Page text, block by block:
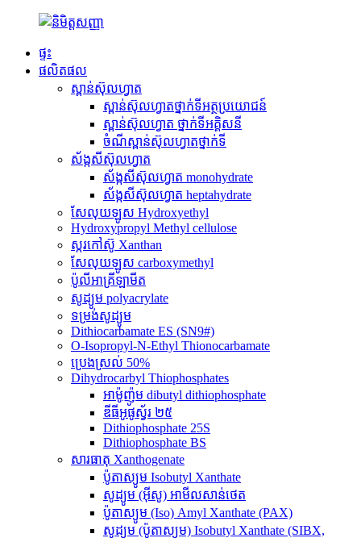
ផ្ទះ
ផលិតផល
ស្ពាន់ស៊ុលហ្វាត
ស្ពាន់ស៊ុលហ្វាតថ្នាក់ទីអត្ថប្រយោជន៍
ស្ពាន់ស៊ុលហ្វាត ថ្នាក់ទីអគ្គិសនី
ចំណីស្ពាន់ស៊ុលហ្វាតថ្នាក់ទី
ស័ង្កសីស៊ុលហ្វាត
ស័ង្កសីស៊ុលហ្វាត monohydrate
ស័ង្កសីស៊ុលហ្វាត heptahydrate
សែលុយឡូស Hydroxyethyl
Hydroxypropyl Methyl cellulose
ស្ករកៅស៊ូ Xanthan
សែលុយឡូស carboxymethyl
ប៉ូលីអាគ្រីឡាមីត
សូដ្យូម polyacrylate
ទម្រង់សូដ្យូម
Dithiocarbamate ES (SN9#)
O-Isopropyl-N-Ethyl Thionocarbamate
ប្រេងស្រល់ 50%
Dihydrocarbyl Thiophosphates
អាម៉ូញ៉ូម dibutyl dithiophosphate
ឌីធីអូផូស្វ័រ ២៥
Dithiophosphate 25S
Dithiophosphate BS
សារធាតុ Xanthogenate
ប៉ូតាស្យូម Isobutyl Xanthate
សូដ្យូម (អ៊ីសូ) អាមីលសាន់ថេត
ប៉ូតាស្យូម (Iso) Amyl Xanthate (PAX)
សូដ្យូម (ប៉ូតាស្យូម) Isobutyl Xanthate (SIBX,